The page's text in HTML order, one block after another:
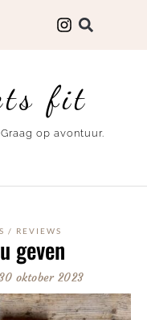
fit
op avontuur.
/ REVIEWS
geven
oktober 2023